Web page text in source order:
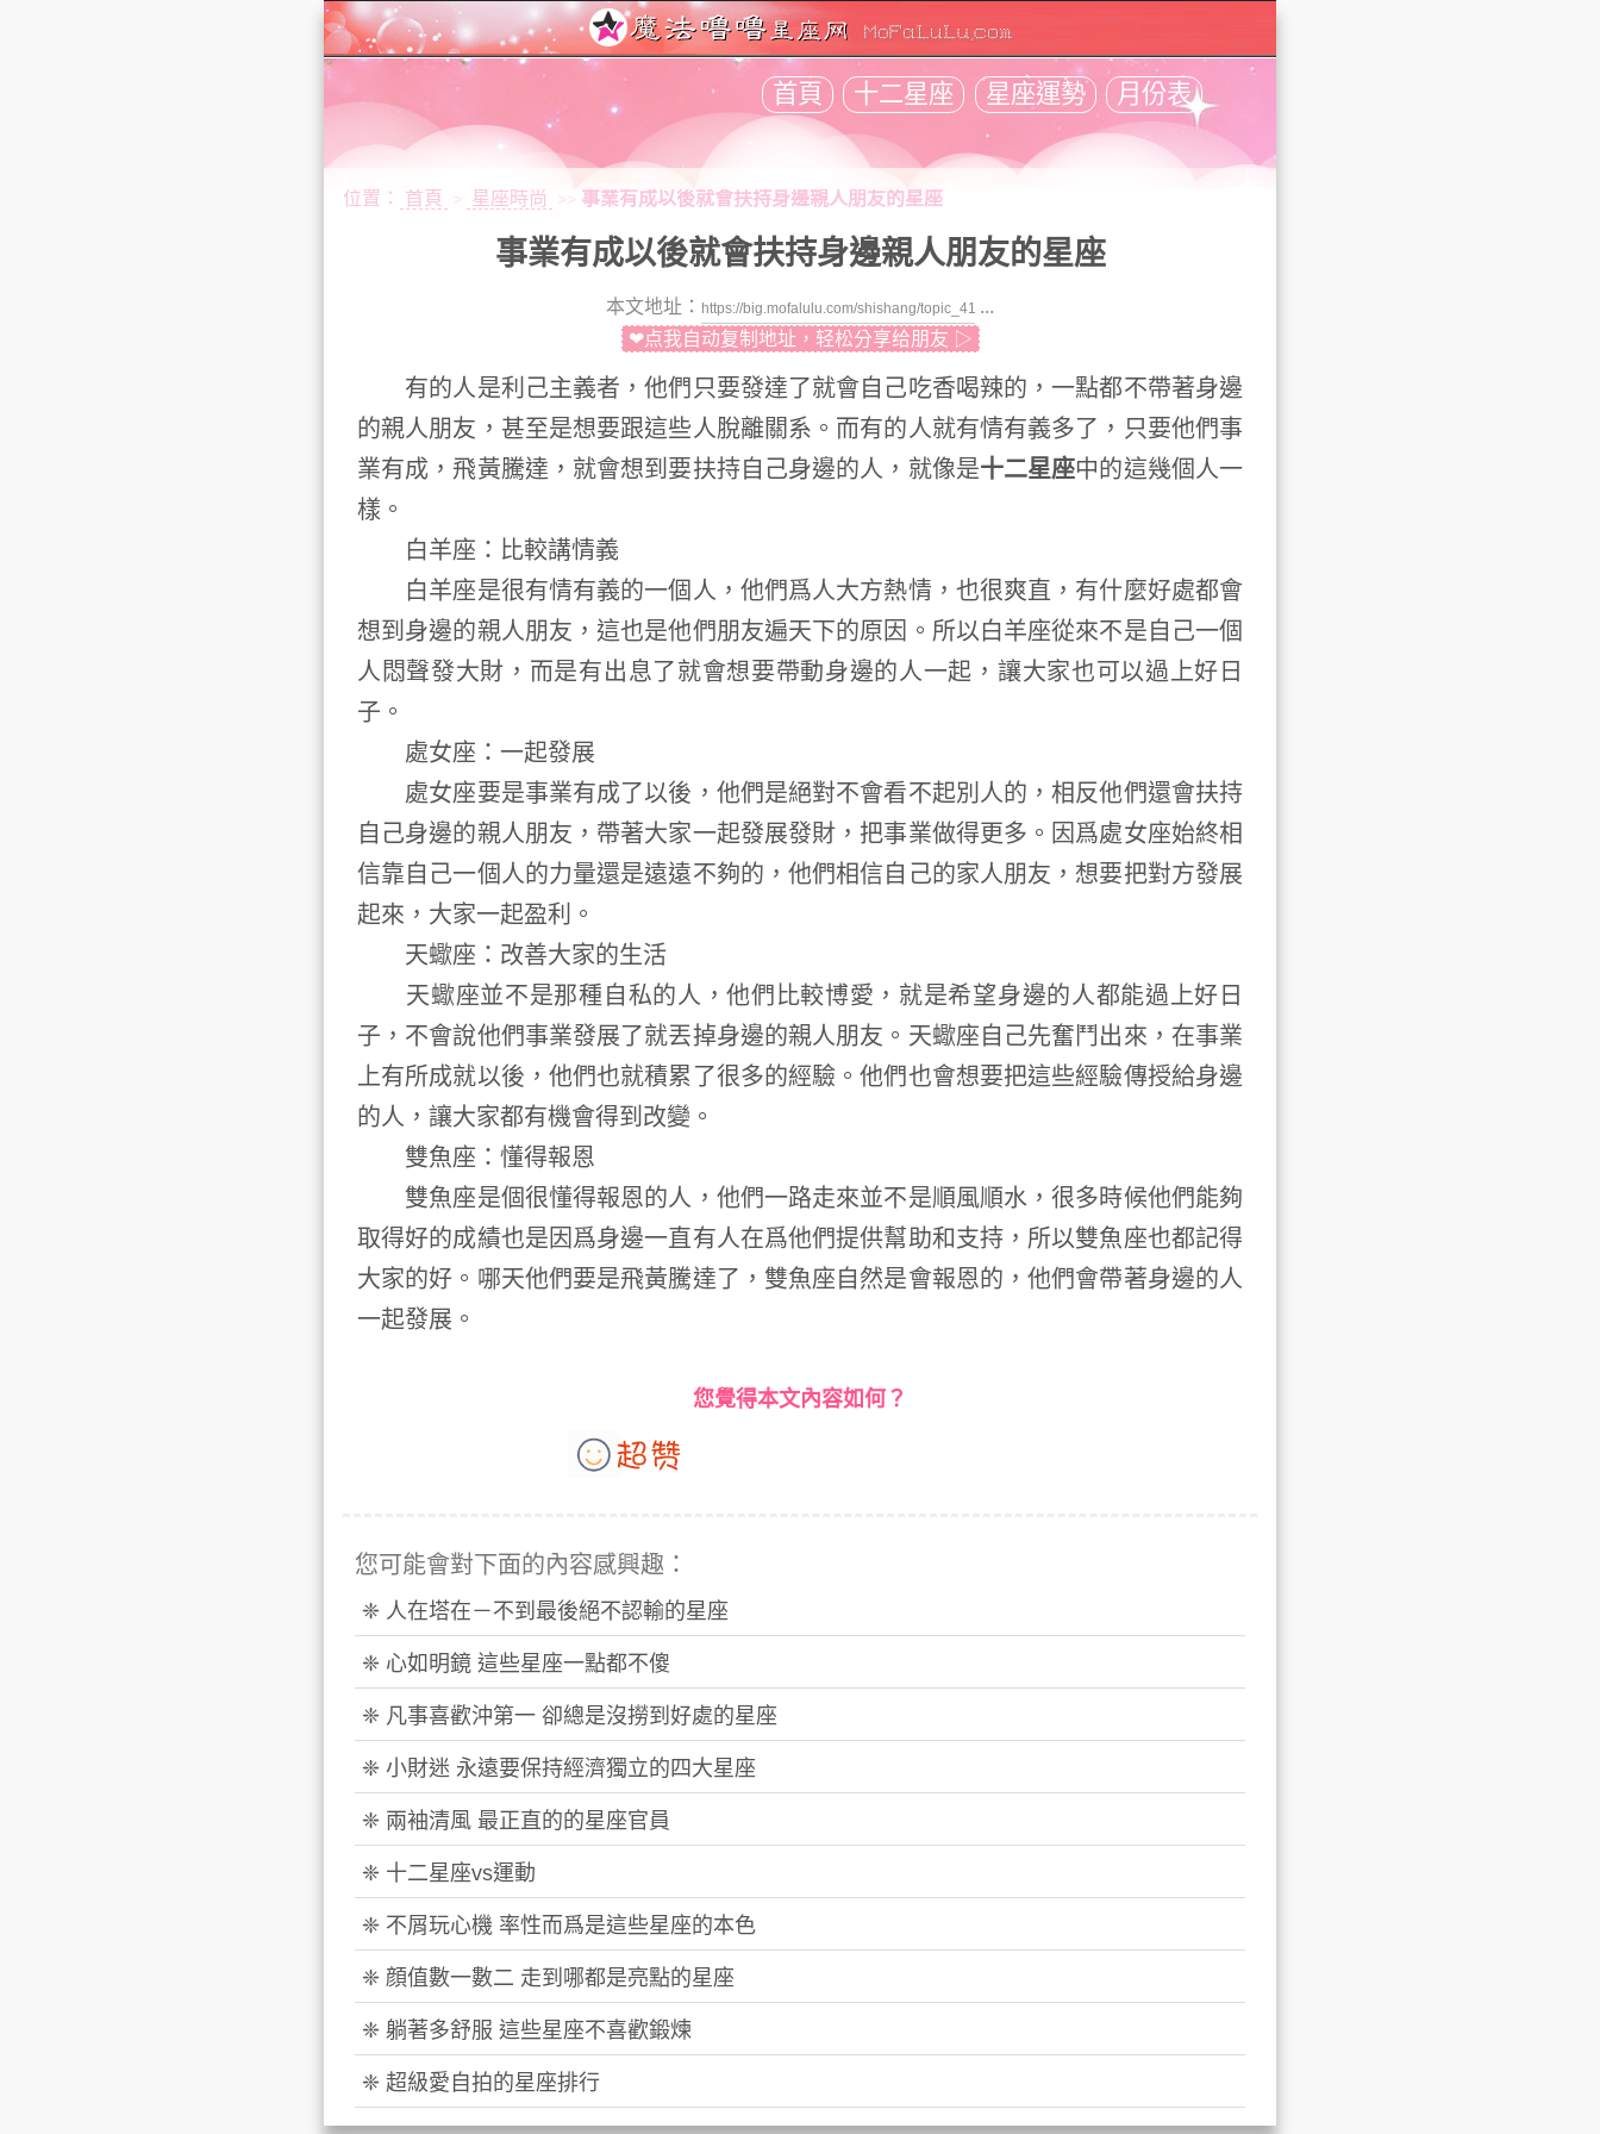
首頁 十二星座 星座運勢 月份表
位置： 首頁 > 星座時尚 >> 事業有成以後就會扶持身邊親人朋友的星座
事業有成以後就會扶持身邊親人朋友的星座
本文地址：
...
❤点我自动复制地址，轻松分享给朋友 ▷
有的人是利己主義者，他們只要發達了就會自己吃香喝辣的，一點都不帶著身邊
的親人朋友，甚至是想要跟這些人脫離關系。而有的人就有情有義多了，只要他們事
業有成，飛黃騰達，就會想到要扶持自己身邊的人，就像是十二星座中的這幾個人一
樣。
白羊座：比較講情義
白羊座是很有情有義的一個人，他們爲人大方熱情，也很爽直，有什麼好處都會
想到身邊的親人朋友，這也是他們朋友遍天下的原因。所以白羊座從來不是自己一個
人悶聲發大財，而是有出息了就會想要帶動身邊的人一起，讓大家也可以過上好日
子。
處女座：一起發展
處女座要是事業有成了以後，他們是絕對不會看不起別人的，相反他們還會扶持
自己身邊的親人朋友，帶著大家一起發展發財，把事業做得更多。因爲處女座始終相
信靠自己一個人的力量還是遠遠不夠的，他們相信自己的家人朋友，想要把對方發展
起來，大家一起盈利。
天蠍座：改善大家的生活
天蠍座並不是那種自私的人，他們比較博愛，就是希望身邊的人都能過上好日
子，不會說他們事業發展了就丟掉身邊的親人朋友。天蠍座自己先奮鬥出來，在事業
上有所成就以後，他們也就積累了很多的經驗。他們也會想要把這些經驗傳授給身邊
的人，讓大家都有機會得到改變。
雙魚座：懂得報恩
雙魚座是個很懂得報恩的人，他們一路走來並不是順風順水，很多時候他們能夠
取得好的成績也是因爲身邊一直有人在爲他們提供幫助和支持，所以雙魚座也都記得
大家的好。哪天他們要是飛黃騰達了，雙魚座自然是會報恩的，他們會帶著身邊的人
一起發展。
您覺得本文內容如何？
您可能會對下面的內容感興趣：
❈ 人在塔在－不到最後絕不認輸的星座
❈ 心如明鏡 這些星座一點都不傻
❈ 凡事喜歡沖第一 卻總是沒撈到好處的星座
❈ 小財迷 永遠要保持經濟獨立的四大星座
❈ 兩袖清風 最正直的的星座官員
❈ 十二星座vs運動
❈ 不屑玩心機 率性而爲是這些星座的本色
❈ 顔值數一數二 走到哪都是亮點的星座
❈ 躺著多舒服 這些星座不喜歡鍛煉
❈ 超級愛自拍的星座排行